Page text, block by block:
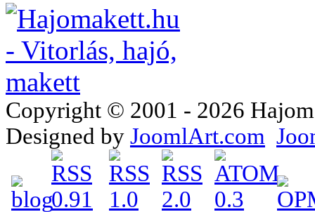
Copyright © 2001 - 2026
Designed by JoomlArt.com